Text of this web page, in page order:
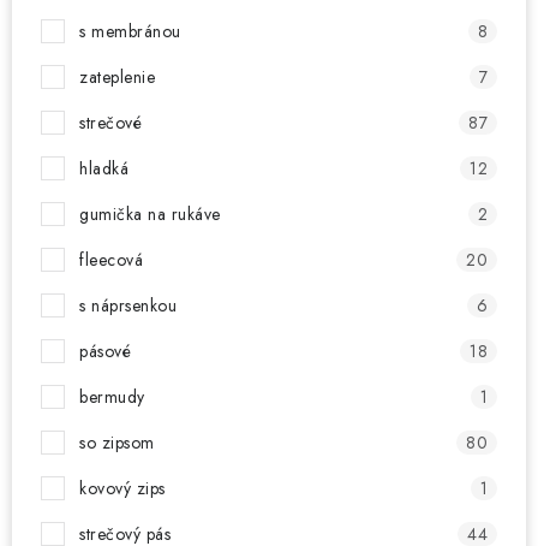
s membránou
8
zateplenie
7
strečové
87
hladká
12
gumička na rukáve
2
fleecová
20
s náprsenkou
6
pásové
18
bermudy
1
so zipsom
80
kovový zips
1
strečový pás
44